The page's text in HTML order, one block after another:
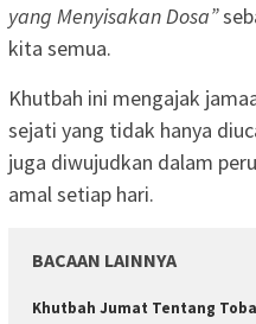
yang Menyisakan Dosa”
kita semua.
Khutbah ini mengajak
sejati yang tidak hanya
juga diwujudkan dalam
amal setiap hari.
BACAAN LAINNYA
Khutbah Jumat Tentang